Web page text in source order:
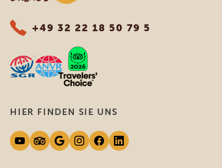
+49 32 22 18 50 79 5
HIER FINDEN SIE UNS